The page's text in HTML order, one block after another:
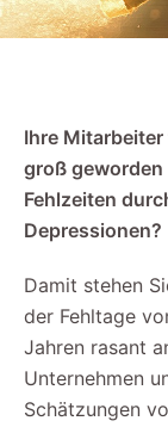
Ihre
groß geworden
Fehlzeiten
Depressionen?
Damit stehen
der Fehltage
Jahren rasant
Unternehmen
Schätzungen